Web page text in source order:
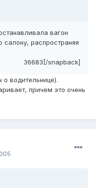
вагон
распространяя
36683[/snapback]
о водительнице).
причем это очень